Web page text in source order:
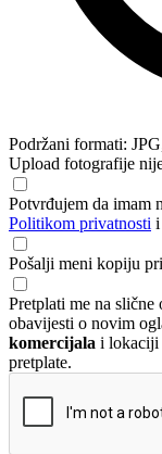
Podržani formati:
Upload fotografije
Potvrđujem da imam
Politikom privatnosti i
Pošalji meni kopiju
Pretplati me na slične
obavijesti o novim
komercijala i lokaciji
pretplate.